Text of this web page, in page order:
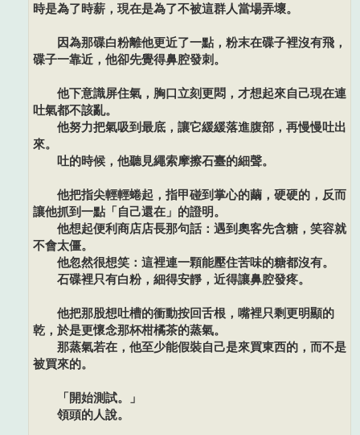
時是為了時薪，現在是為了不被這群人當場弄壞。
因為那碟白粉離他更近了一點，粉末在碟子裡沒有飛，
碟子一靠近，他卻先覺得鼻腔發刺。
他下意識屏住氣，胸口立刻更悶，才想起來自己現在連
吐氣都不該亂。
他努力把氣吸到最底，讓它緩緩落進腹部，再慢慢吐出
來。
吐的時候，他聽見繩索摩擦石臺的細聲。
他把指尖輕輕蜷起，指甲碰到掌心的繭，硬硬的，反而
讓他抓到一點「自己還在」的證明。
他想起便利商店店長那句話：遇到奧客先含糖，笑容就
不會太僵。
他忽然很想笑：這裡連一顆能壓住苦味的糖都沒有。
石碟裡只有白粉，細得安靜，近得讓鼻腔發疼。
他把那股想吐槽的衝動按回舌根，嘴裡只剩更明顯的
乾，於是更懷念那杯柑橘茶的蒸氣。
那蒸氣若在，他至少能假裝自己是來買東西的，而不是
被買來的。
「開始測試。」
領頭的人說。